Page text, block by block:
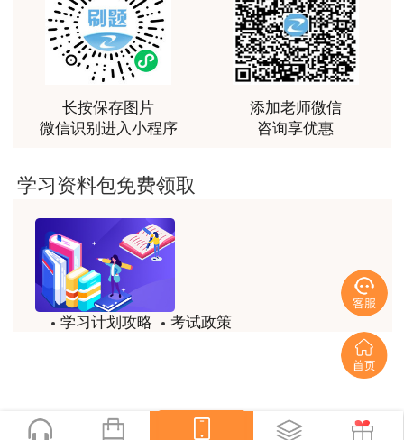
3.已取得水利工程造价工程师资格证书。
此类人员网上报名时必须选择报考级别为“免
二科”。报考人员需在报名系统中上传本人已取得
相应的公路（甲级）、水运、水利工程其中一项造
（二）告知承诺要求
本考试报名证明事项推行告知承诺制。按照
《关于印发〈专业技术人员职业资格考试报名证明
事项告知承诺制工作规程〉的通知》（人考中心函
〔2021〕1号）要求，选择采用告知承诺制方式办
理报名的报考人员应承诺本人已知晓证明事项名
称、设定依据、证明内容和材料、考试组织机构的
承诺可能承担的法律责任等告知事项，已符合报考
用户m2****66
越听越觉得好
用户m2****66
越听越觉得好
用户m2****66
非常非常非常非常棒！！!！
非常非常非常非常棒！！!！
用户xi****mo
土建计量这门课我听了门金瑞和孙琦两位老师的课
程，感觉各有千秋，正好取长补短助我通过了该门考
时间是我们通过的保证，没有什么比坚持更有价值，
听王英老师的土建案例课程就是通过一造考试的最强
长按保存图片
微信识别进入小程序
添加老师微信
咨询享优惠
学习资料包免费领取
学习计划攻略
考试政策